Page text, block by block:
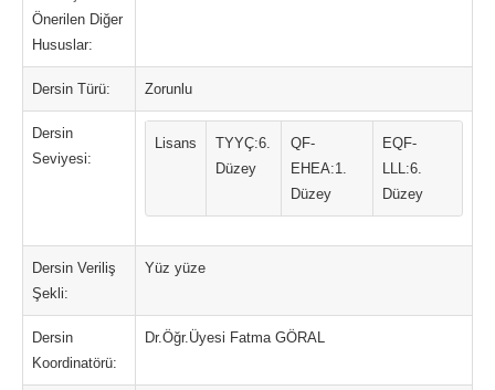
Önerilen Diğer
Hususlar:
Dersin Türü: Zorunlu
Dersin
Seviyesi:
Lisans
TYYÇ:6.
Düzey
QF-
EHEA:1.
Düzey
EQF-
LLL:6.
Düzey
Dersin Veriliş
Şekli:
Yüz yüze
Dersin
Koordinatörü:
Dr.Öğr.Üyesi Fatma GÖRAL